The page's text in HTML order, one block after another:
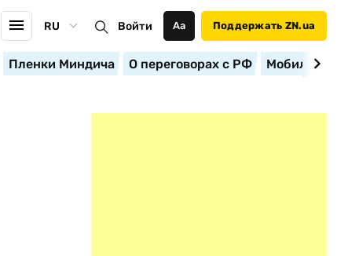
RU Войти Аа Поддержать ZN.ua
Пленки Миндича О переговорах с РФ